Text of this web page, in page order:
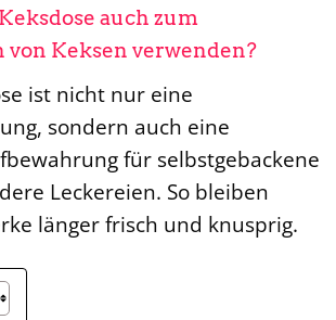
auch zum
Keksen verwenden?
ist nicht nur eine
sondern auch eine
für selbstgebackene
Leckereien. So bleiben
länger frisch und knusprig.